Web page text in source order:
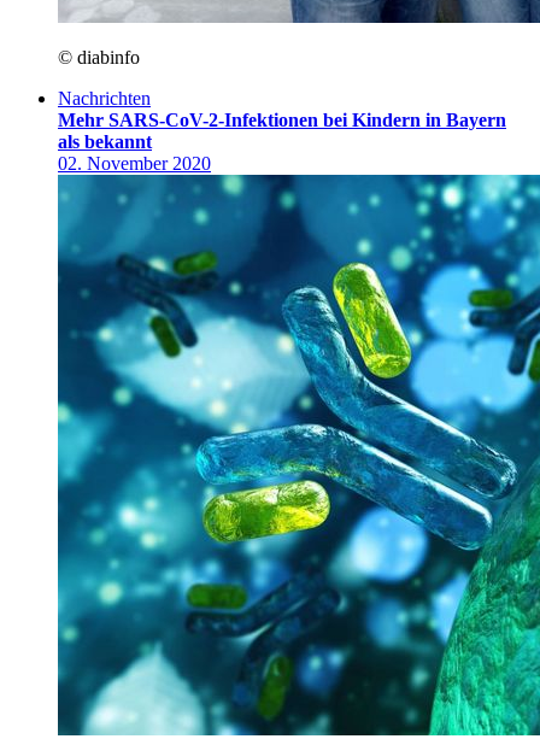
© diabinfo
Nachrichten
Mehr SARS-CoV-2-Infektionen bei Kindern in Bayern
als bekannt
02. November 2020